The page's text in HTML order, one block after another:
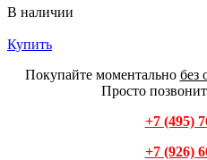
В наличии
Купить
Покупайте моментально без
Просто
+7 (495)
+7 (926)